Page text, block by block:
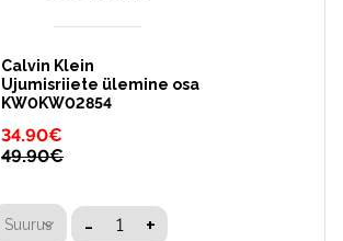
Calvin Klein
Ujumisriiete ülemine osa
KW0KW02854
34.90€
49.90€
Suurus - +